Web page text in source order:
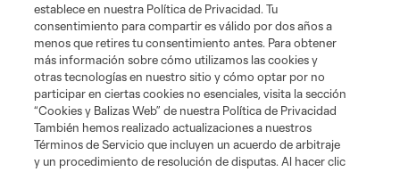
Terminos de servicio
Politica de privacidad
Do Not Sell or Share My Personal Information
Cookies Settings
establece en nuestra Política de Privacidad. Tu
consentimiento para compartir es válido por dos años a
menos que retires tu consentimiento antes. Para obtener
más información sobre cómo utilizamos las cookies y
otras tecnologías en nuestro sitio y cómo optar por no
participar en ciertas cookies no esenciales, visita la sección
“Cookies y Balizas Web” de nuestra Política de Privacidad
También hemos realizado actualizaciones a nuestros
Términos de Servicio que incluyen un acuerdo de arbitraje
y un procedimiento de resolución de disputas. Al hacer clic